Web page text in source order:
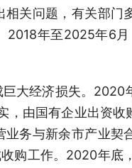
关问题，有关部
2018年至2025年6
大经济损失。
，由国有企业出资
务与新余市产业
购工作。2020年底